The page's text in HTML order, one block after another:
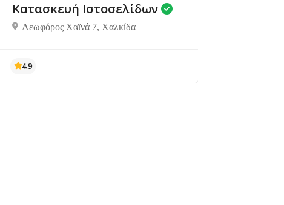
Κατασκευή Ιστοσελίδων
Λεωφόρος Χαϊνά 7, Χαλκίδα